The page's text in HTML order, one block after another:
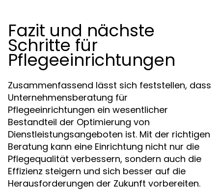
Fazit und nächste
Schritte für
Pflegeeinrichtungen
Zusammenfassend lässt sich feststellen, dass
Unternehmensberatung für
Pflegeeinrichtungen ein wesentlicher
Bestandteil der Optimierung von
Dienstleistungsangeboten ist. Mit der richtigen
Beratung kann eine Einrichtung nicht nur die
Pflegequalität verbessern, sondern auch die
Effizienz steigern und sich besser auf die
Herausforderungen der Zukunft vorbereiten.